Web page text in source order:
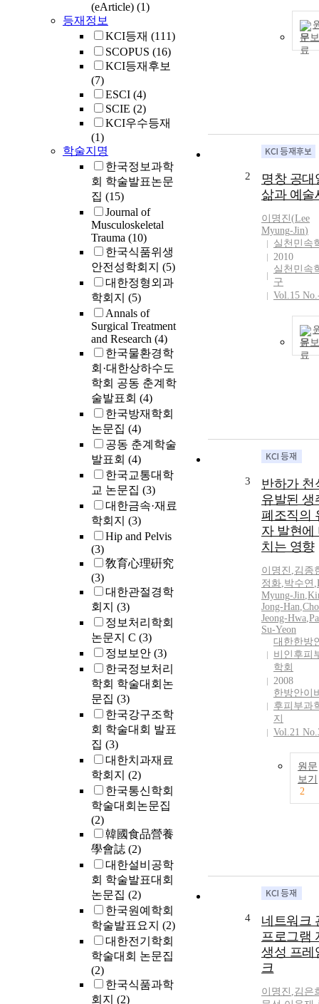
(eArticle) (1)
등재정보
KCI등재 (111)
SCOPUS (16)
KCI등재후보
(7)
ESCI (4)
SCIE (2)
KCI우수등재
(1)
학술지명
한국정보과학
회 학술발표논문
집 (15)
Journal of
Musculoskeletal
Trauma (10)
한국식품위생
안전성학회지 (5)
대한정형외과
학회지 (5)
Annals of
Surgical Treatment
and Research (4)
한국물환경학
회·대한상하수도
학회 공동 춘계학
술발표회 (4)
한국방재학회
논문집 (4)
공동 춘계학술
발표회 (4)
한국교통대학
교 논문집 (3)
대한금속·재료
학회지 (3)
Hip and Pelvis
(3)
敎育心理硏究
(3)
대한관절경학
회지 (3)
정보처리학회
논문지 C (3)
정보보안 (3)
한국정보처리
학회 학술대회논
문집 (3)
한국강구조학
회 학술대회 발표
집 (3)
대한치과재료
학회지 (2)
한국통신학회
학술대회논문집
(2)
韓國食品營養
學會誌 (2)
대한설비공학
회 학술발표대회
논문집 (2)
한국원예학회
학술발표요지 (2)
대한전기학회
학술대회 논문집
(2)
한국식품과학
회지 (2)
문
2
명창 공대
삶과 예술
이명진(Lee
Myung-Jin)
실천민속
2010
실천민속
구
Vol.15
문
3
반하가 천
유발된 생
폐조직의
자 발현에
치는 영향
이명진 ,김종
정화,박수연 ,
Myung-Jin,
Jong-Han,
Jeong-Hwa,
Su-Yeon
대한한방
비인후피
학회
2008
한방안이
후피부과
지
Vol.21
원문
보기
2
4
네트워크
프로그램
생성 프레
크
이명진 ,김은